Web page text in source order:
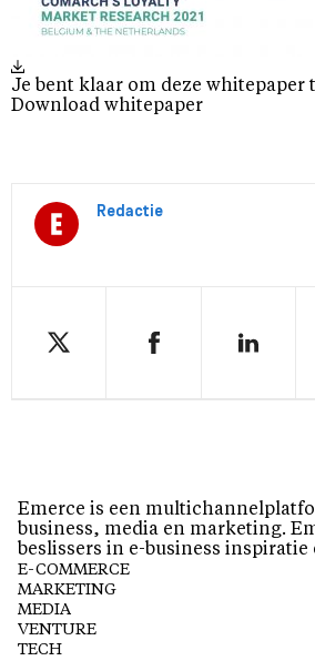
Je bent klaar om deze whitepaper
Download whitepaper
Redactie
Emerce is een
business, media en marketing.
beslissers in e-business inspiratie
E-COMMERCE
MARKETING
MEDIA
VENTURE
TECH